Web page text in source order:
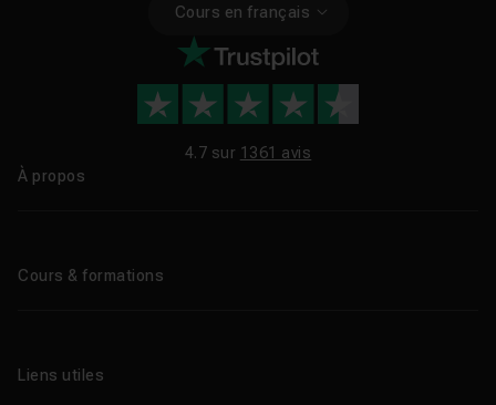
Cours en français
4.7 sur 1361 avis
À propos
Cours & formations
Formations certifiantes
Liens utiles